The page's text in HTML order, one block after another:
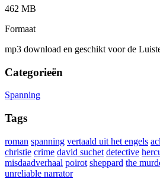
462 MB
Formaat
mp3 download en geschikt voor de
Categorieën
Spanning
Tags
roman spanning vertaald uit het engels
christie crime david suchet detective
misdaadverhaal poirot sheppard the
unreliable narrator